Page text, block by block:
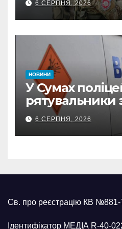
з Охтирки
6 СЕРПНЯ, 2026
НОВИНИ
У Сумах
500-
росіян
6 СЕРПНЯ, 2026
Св. про реєстрацію КВ №881-
Ідентифікатор МЕДІА R-40-